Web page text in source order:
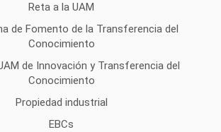
Reta a la UAM
de Fomento de la Transferencia del
Conocimiento
de Innovación y Transferencia del
Conocimiento
Propiedad industrial
EBCs